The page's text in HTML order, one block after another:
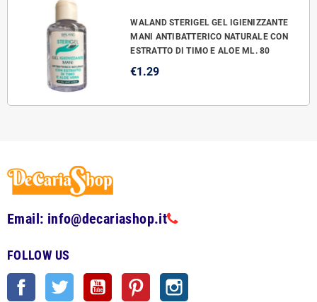
WALAND STERIGEL GEL IGIENIZZANTE
MANI ANTIBATTERICO NATURALE CON
ESTRATTO DI TIMO E ALOE ML. 80
€1.29
Email: info@decariashop.it
FOLLOW US
Facebook Twitter YouTube Pinterest